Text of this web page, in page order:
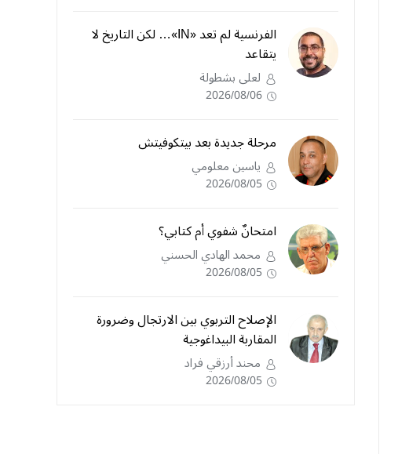
الفرنسية لم تعد «IN»… لكن التاريخ لا
يتقاعد
لعلى بشطولة
2026/08/06
مرحلة جديدة بعد بيتكوفيتش
ياسين معلومي
2026/08/05
امتحانٌ شفوي أم كتابي؟
محمد الهادي الحسني
2026/08/05
الإصلاح التربوي بين الارتجال وضرورة
المقاربة البيداغوجية
محند أرزقي فراد
2026/08/05